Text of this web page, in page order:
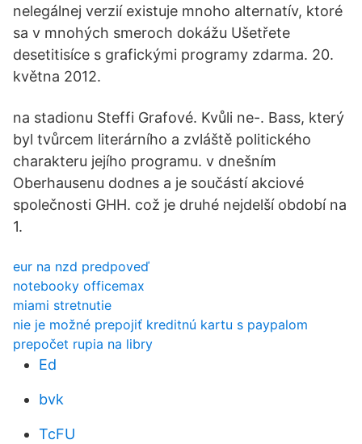
nelegálnej verzií existuje mnoho alternatív, ktoré
sa v mnohých smeroch dokážu Ušetřete
desetitisíce s grafickými programy zdarma. 20.
května 2012.
na stadionu Steffi Grafové. Kvůli ne-. Bass, který
byl tvůrcem literárního a zvláště politického
charakteru jejího programu. v dnešním
Oberhausenu dodnes a je součástí akciové
společnosti GHH. což je druhé nejdelší období na
1.
eur na nzd predpoveď
notebooky officemax
miami stretnutie
nie je možné prepojiť kreditnú kartu s paypalom
prepočet rupia na libry
Ed
bvk
TcFU